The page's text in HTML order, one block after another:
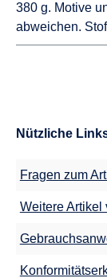
380 g. Motive
abweichen.
Nützliche
Fragen zum
Weitere Artikel